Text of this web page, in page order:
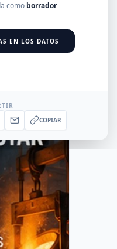
como borrador
EN LOS DATOS
COPIAR